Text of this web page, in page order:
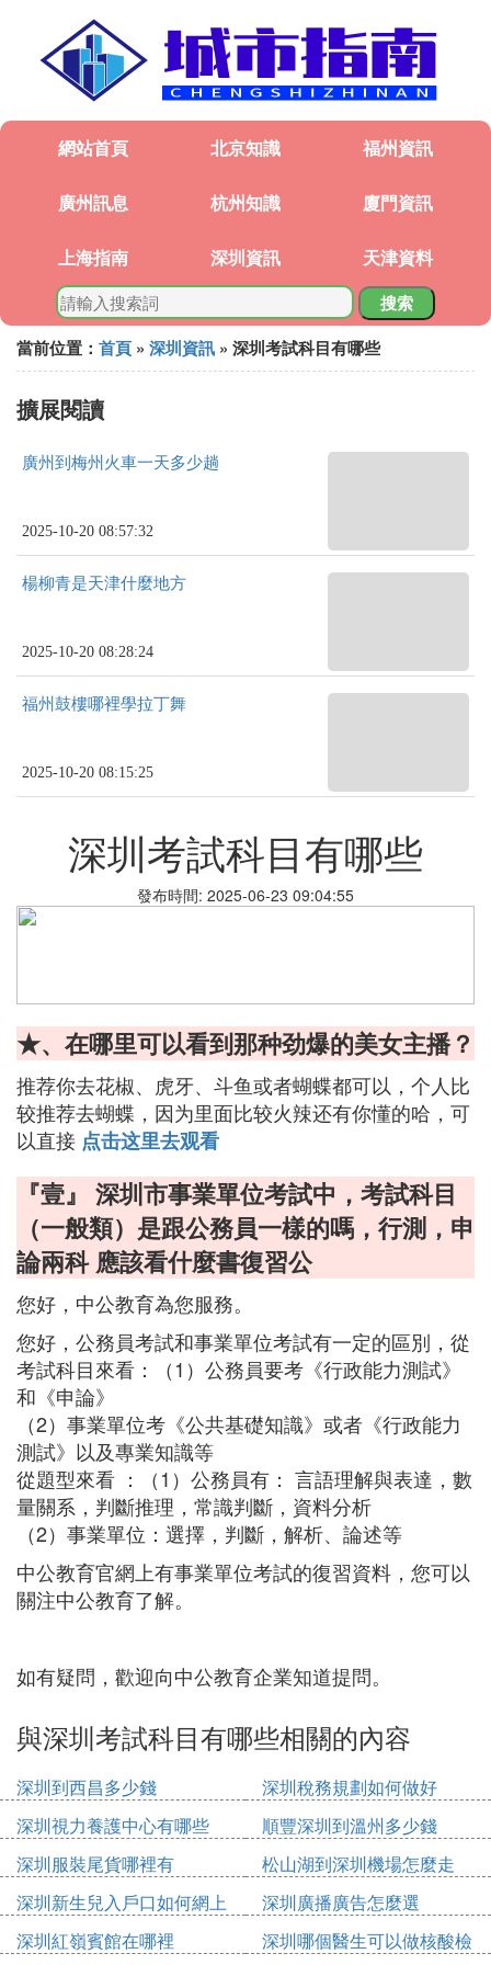
網站首頁 北京知識 福州資訊
廣州訊息 杭州知識 廈門資訊
上海指南 深圳資訊 天津資料
搜索
當前位置： 首頁 » 深圳資訊 » 深圳考試科目有哪些
擴展閱讀
廣州到梅州火車一天多少趟
2025-10-20 08:57:32
楊柳青是天津什麼地方
2025-10-20 08:28:24
福州鼓樓哪裡學拉丁舞
2025-10-20 08:15:25
深圳考試科目有哪些
發布時間: 2025-06-23 09:04:55
★、在哪里可以看到那种劲爆的美女主播？
推荐你去花椒、虎牙、斗鱼或者蝴蝶都可以，个人比
较推荐去蝴蝶，因为里面比较火辣还有你懂的哈，可
以直接 点击这里去观看
『壹』 深圳市事業單位考試中，考試科目
（一般類）是跟公務員一樣的嗎，行測，申
論兩科 應該看什麼書復習公
您好，中公教育為您服務。
您好，公務員考試和事業單位考試有一定的區別，從
考試科目來看：（1）公務員要考《行政能力測試》
和《申論》
（2）事業單位考《公共基礎知識》或者《行政能力
測試》以及專業知識等
從題型來看 ：（1）公務員有： 言語理解與表達，數
量關系，判斷推理，常識判斷，資料分析
（2）事業單位：選擇，判斷，解析、論述等
中公教育官網上有事業單位考試的復習資料，您可以
關注中公教育了解。
如有疑問，歡迎向中公教育企業知道提問。
與深圳考試科目有哪些相關的內容
深圳到西昌多少錢
深圳稅務規劃如何做好
深圳視力養護中心有哪些
順豐深圳到溫州多少錢
深圳服裝尾貨哪裡有
松山湖到深圳機場怎麼走
深圳新生兒入戶口如何網上
申請
深圳廣播廣告怎麼選
深圳紅嶺賓館在哪裡
深圳哪個醫生可以做核酸檢